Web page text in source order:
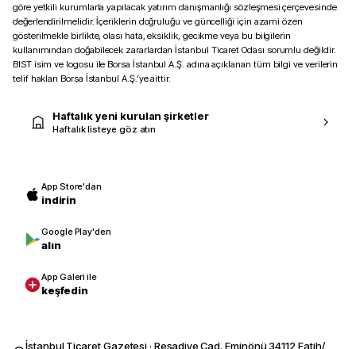
göre yetkili kurumlarla yapılacak yatırım danışmanlığı sözleşmesi çerçevesinde
değerlendirilmelidir. İçeriklerin doğruluğu ve güncelliği için azami özen
gösterilmekle birlikte, olası hata, eksiklik, gecikme veya bu bilgilerin
kullanımından doğabilecek zararlardan İstanbul Ticaret Odası sorumlu değildir.
BIST isim ve logosu ile Borsa İstanbul A.Ş. adına açıklanan tüm bilgi ve verilerin
telif hakları Borsa İstanbul A.Ş.’ye aittir.
Haftalık yeni kurulan şirketler
Haftalık listeye göz atın
App Store'dan
indirin
Google Play'den
alın
App Galeri ile
keşfedin
İstanbul Ticaret Gazetesi · Reşadiye Cad. Eminönü 34112 Fatih/